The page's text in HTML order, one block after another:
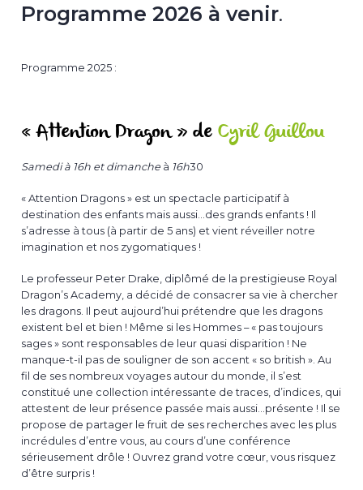
Programme 2026 à venir.
Programme 2025 :
« Attention Dragon » de Cyril Guillou
Samedià 16h et dimanche à 16h30
« Attention Dragons » est un spectacle participatif à
destination des enfants mais aussi…des grands enfants ! Il
s’adresse à tous (à partir de 5 ans) et vient réveiller notre
imagination et nos zygomatiques !
Le professeur Peter Drake, diplômé de la prestigieuse Royal
Dragon’s Academy, a décidé de consacrer sa vie à chercher
les dragons. Il peut aujourd’hui prétendre que les dragons
existent bel et bien ! Même si les Hommes – « pas toujours
sages » sont responsables de leur quasi disparition ! Ne
manque-t-il pas de souligner de son accent « so british ». Au
fil de ses nombreux voyages autour du monde, il s’est
constitué une collection intéressante de traces, d’indices, qui
attestent de leur présence passée mais aussi…présente ! Il se
propose de partager le fruit de ses recherches avec les plus
incrédules d’entre vous, au cours d’une conférence
sérieusement drôle ! Ouvrez grand votre cœur, vous risquez
d’être surpris !​